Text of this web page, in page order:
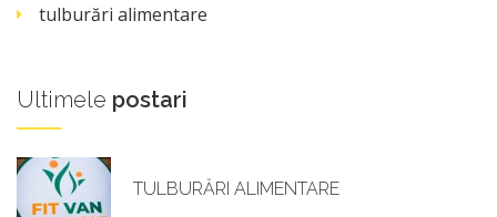
tulburări alimentare
Ultimele postari
TULBURĂRI ALIMENTARE